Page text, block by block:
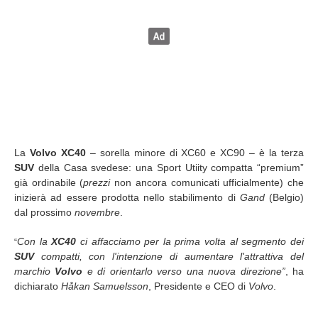
La Volvo XC40– sorella minore di XC60 e XC90 – è la terza
SUV della Casa svedese: una Sport Utiity compatta “premium”
già ordinabile (prezzinon ancora comunicati ufficialmente) che
inizierà ad essere prodotta nello stabilimento di Gand(Belgio)
dal prossimo novembre
“Con laXC40 ci affacciamo per la prima volta al segmento dei
SUVcompatti, con l'intenzione di aumentare l'attrattiva del
marchio Volvo e di orientarlo verso una nuova direzione”, ha
dichiarato Håkan Samuelsson , Presidente e CEO di Volvo